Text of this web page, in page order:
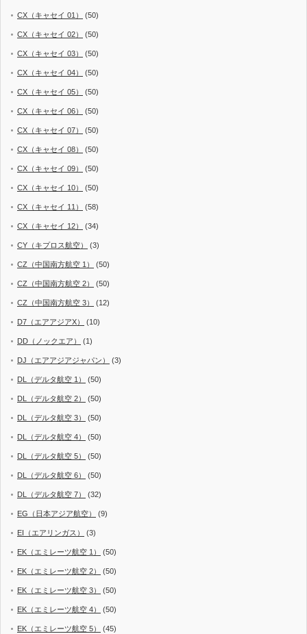
CX（キャセイ 01） (50)
CX（キャセイ 02） (50)
CX（キャセイ 03） (50)
CX（キャセイ 04） (50)
CX（キャセイ 05） (50)
CX（キャセイ 06） (50)
CX（キャセイ 07） (50)
CX（キャセイ 08） (50)
CX（キャセイ 09） (50)
CX（キャセイ 10） (50)
CX（キャセイ 11） (58)
CX（キャセイ 12） (34)
CY（キプロス航空） (3)
CZ（中国南方航空 1） (50)
CZ（中国南方航空 2） (50)
CZ（中国南方航空 3） (12)
D7（エアアジアX） (10)
DD（ノックエア） (1)
DJ（エアアジアジャパン） (3)
DL（デルタ航空 1） (50)
DL（デルタ航空 2） (50)
DL（デルタ航空 3） (50)
DL（デルタ航空 4） (50)
DL（デルタ航空 5） (50)
DL（デルタ航空 6） (50)
DL（デルタ航空 7） (32)
EG（日本アジア航空） (9)
EI（エアリンガス） (3)
EK（エミレーツ航空 1） (50)
EK（エミレーツ航空 2） (50)
EK（エミレーツ航空 3） (50)
EK（エミレーツ航空 4） (50)
EK（エミレーツ航空 5） (45)